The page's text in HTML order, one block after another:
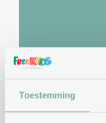
Toestemming